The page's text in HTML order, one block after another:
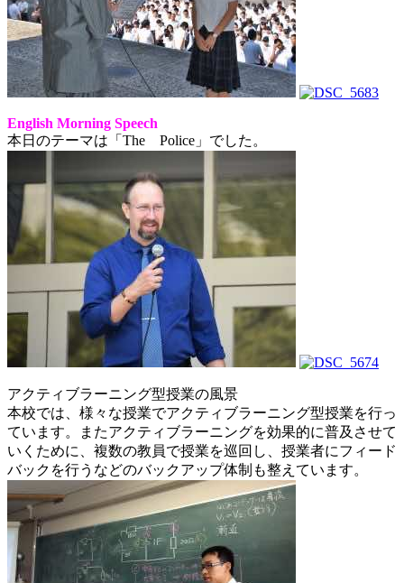
English Morning Speech
本日のテーマは「The Police」でした。
アクティブラーニング型授業の風景
本校では、様々な授業でアクティブラーニング型授業を行っ
ています。またアクティブラーニングを効果的に普及させて
いくために、複数の教員で授業を巡回し、授業者にフィード
バックを行うなどのバックアップ体制も整えています。